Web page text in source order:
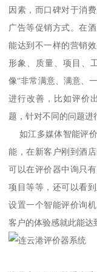
因素，而口碑对于消
广告等促销方式。在
能达到不一样的营销
形象、质量、项目、
像“非常满意、满意、
进行改善，比如评价
题，针对不同的问题进
如江多媒体智能评价
能，在新客户刚到酒
可以在评价器中询只
项目等等，还可以看
设置一个智能评价询
客户的体验感就此能达